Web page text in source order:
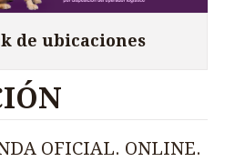
de ubicaciones
OFICIAL. ONLINE.